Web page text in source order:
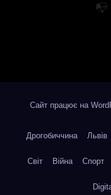
📭
Сайт працює на
Дрогобиччина Львів
Світ Війна Спорт